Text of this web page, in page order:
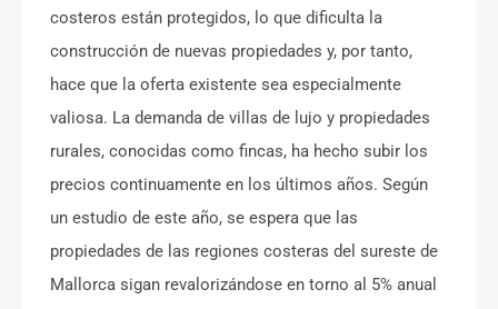
costeros están protegidos, lo que dificulta la
construcción de nuevas propiedades y, por tanto,
hace que la oferta existente sea especialmente
valiosa. La demanda de villas de lujo y propiedades
rurales, conocidas como fincas, ha hecho subir los
precios continuamente en los últimos años. Según
un estudio de este año, se espera que las
propiedades de las regiones costeras del sureste de
Mallorca sigan revalorizándose en torno al 5% anual